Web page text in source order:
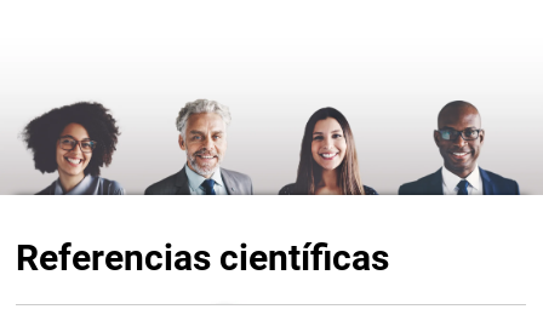
Referencias científicas